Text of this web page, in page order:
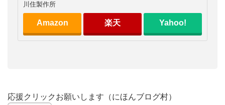
川住製作所
Amazon 楽天 Yahoo!
応援クリックお願いします（にほんブログ村）